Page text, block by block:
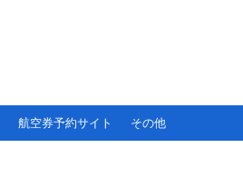
航空券予約サイト その他